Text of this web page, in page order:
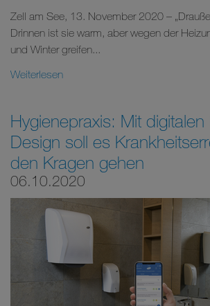
Zell am See, 13. November 2020 –
Drinnen ist sie warm, aber wegen der
und Winter greifen...
Weiterlesen
Hygienepraxis: Mit
Design soll es
den Kragen gehen
06.10.2020